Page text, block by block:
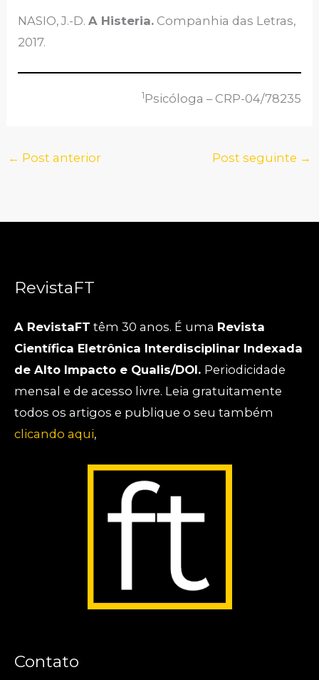
NASIO, J.-D.A Histeria. Companhia das Letras,
2017.
1Psicóloga – CRP-04/78235
← Post anterior Post seguinte →
RevistaFT
A RevistaFT têm 30 anos. É uma Revista
Científica Eletrônica Interdisciplinar Indexada
de Alto Impacto e Qualis/DOI. Periodicidade
mensal e de acesso livre. Leia gratuitamente
todos os artigos e publique o seu também
clicando aqui,
Contato